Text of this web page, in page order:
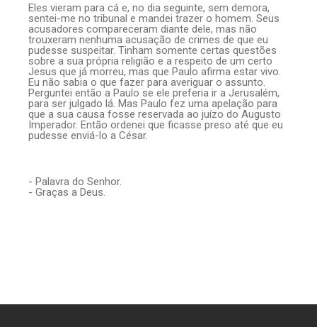
Eles vieram para cá e, no dia seguinte, sem demora,
sentei-me no tribunal e mandei trazer o homem. Seus
acusadores compareceram diante dele, mas não
trouxeram nenhuma acusação de crimes de que eu
pudesse suspeitar. Tinham somente certas questões
sobre a sua própria religião e a respeito de um certo
Jesus que já morreu, mas que Paulo afirma estar vivo.
Eu não sabia o que fazer para averiguar o assunto.
Perguntei então a Paulo se ele preferia ir a Jerusalém,
para ser julgado lá. Mas Paulo fez uma apelação para
que a sua causa fosse reservada ao juízo do Augusto
Imperador. Então ordenei que ficasse preso até que eu
pudesse enviá-lo a César.
- Palavra do Senhor.
- Graças a Deus.